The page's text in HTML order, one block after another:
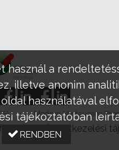
Modern Mintaüzem
|Adatkezelési
használ a
illetve anonim
használatával
tájékoztatóban
RENDBEN